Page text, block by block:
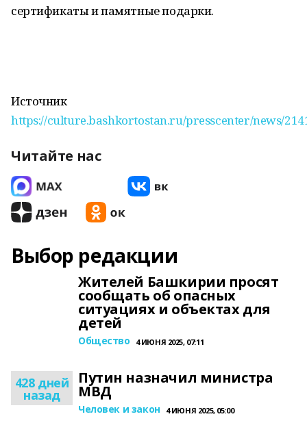
сертификаты и памятные подарки.
Источник
https://culture.bashkortostan.ru/presscenter/news/
Читайте нас
Выбор редакции
Жителей Башкирии просят
сообщать об опасных
ситуациях и объектах для
детей
Общество 4 ИЮНЯ 2025, 07:11
428 дней
назад
Путин назначил министра
МВД
Человек и закон 4 ИЮНЯ 2025, 05:00